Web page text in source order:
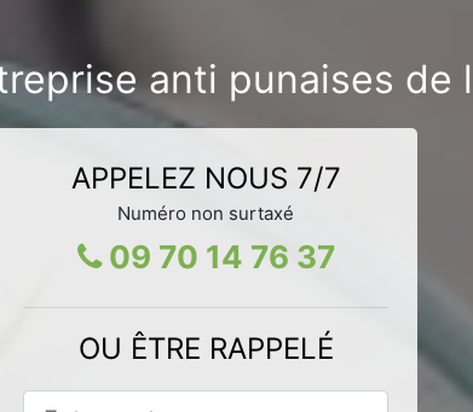
anti punaises de
APPELEZ NOUS 7/7
Numéro non surtaxé
09 70 14 76 37
OU ÊTRE RAPPELÉ